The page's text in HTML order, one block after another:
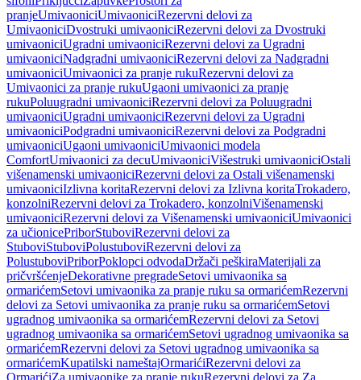
pranjeUmivaoniciUmivaoniciRezervni delovi za
UmivaoniciDvostruki umivaoniciRezervni delovi za Dvostruki
umivaoniciUgradni umivaoniciRezervni delovi za Ugradni
umivaoniciNadgradni umivaoniciRezervni delovi za Nadgradni
umivaoniciUmivaonici za pranje rukuRezervni delovi za
Umivaonici za pranje rukuUgaoni umivaonici za pranje
rukuPoluugradni umivaoniciRezervni delovi za Poluugradni
umivaoniciUgradni umivaoniciRezervni delovi za Ugradni
umivaoniciPodgradni umivaoniciRezervni delovi za Podgradni
umivaoniciUgaoni umivaoniciUmivaonici modela
ComfortUmivaonici za decuUmivaoniciVišestruki umivaoniciOstali
višenamenski umivaoniciRezervni delovi za Ostali višenamenski
umivaoniciIzlivna koritaRezervni delovi za Izlivna koritaTrokadero,
konzolniRezervni delovi za Trokadero, konzolniVišenamenski
umivaoniciRezervni delovi za Višenamenski umivaoniciUmivaonici
za učionicePriborStuboviRezervni delovi za
StuboviStuboviPolustuboviRezervni delovi za
PolustuboviPriborPoklopci odvodaDržači peškiraMaterijali za
pričvršćenjeDekorativne pregradeSetovi umivaonika sa
ormarićemSetovi umivaonika za pranje ruku sa ormarićemRezervni
delovi za Setovi umivaonika za pranje ruku sa ormarićemSetovi
ugradnog umivaonika sa ormarićemRezervni delovi za Setovi
ugradnog umivaonika sa ormarićemSetovi ugradnog umivaonika sa
ormarićemRezervni delovi za Setovi ugradnog umivaonika sa
ormarićemKupatilski nameštajOrmarićiRezervni delovi za
OrmarićiZa umivaonike za pranje rukuRezervni delovi za Za